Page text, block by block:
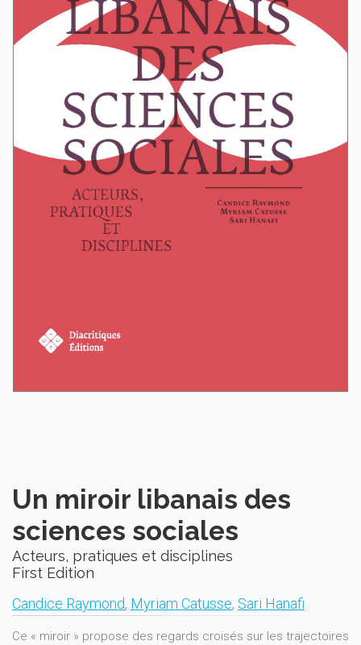
Un miroir libanais des
sciences sociales
Acteurs, pratiques et disciplines
First Edition
Candice Raymond, Myriam Catusse, Sari Hanafi
Ce « miroir » propose des regards croisés sur les trajectoires